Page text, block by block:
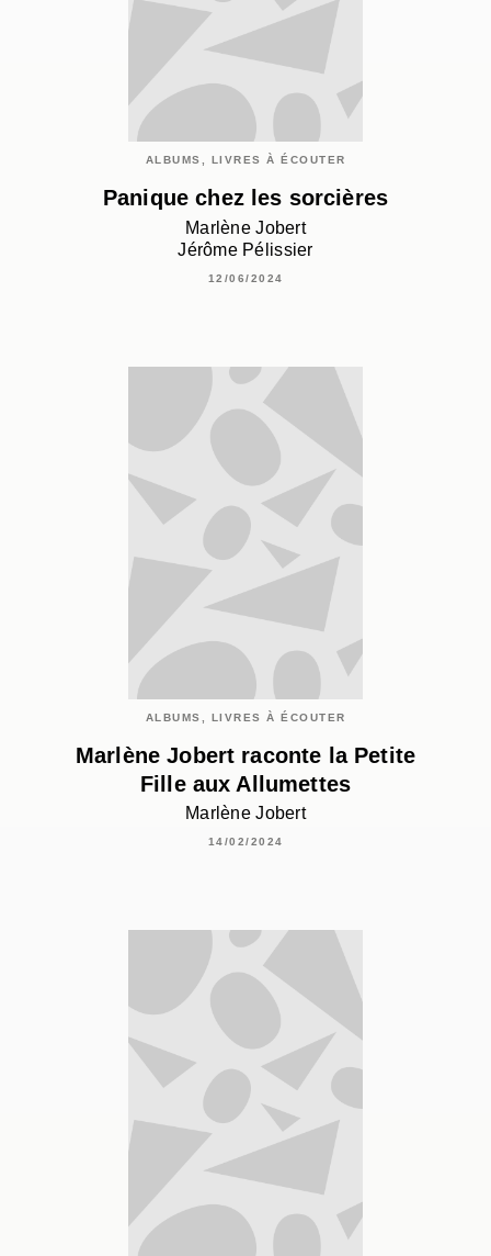
ALBUMS, LIVRES À ÉCOUTER
Panique chez les sorcières
Marlène Jobert
Jérôme Pélissier
12/06/2024
ALBUMS, LIVRES À ÉCOUTER
Marlène Jobert raconte la Petite
Fille aux Allumettes
Marlène Jobert
14/02/2024